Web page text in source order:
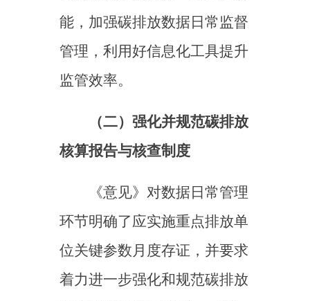
分类管理，完善基于排放因子
法的核算体系；三是加强碳排
研究制定计量技术规范，实施
碳排放计量审查。另一方面，
范和核查机制，包括明确核查
要点和要求、规范核查流程，
从后端为高质量数据管理
“保
底线、守红线”。